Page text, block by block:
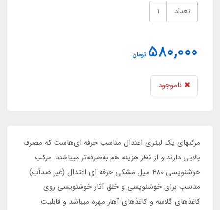
تعداد
580,000 تومان
ناموجود
مرکبهای یک لیتری اعتدال مناسب حرفه ای‌هاست که مصرف
بالایی دارند و از نظر هزینه هم به‌صرفه‌تر میباشند. مرکب
خوشنویسی 480 میل مشکی حرفه ای اعتدال (غیر ضدآب)
مناسب برای خوشنویسی و خلق آثار خوشنویسی روی
کاغذهای گلاسه و کاغذهای آهار مهره میباشد و قابلیت